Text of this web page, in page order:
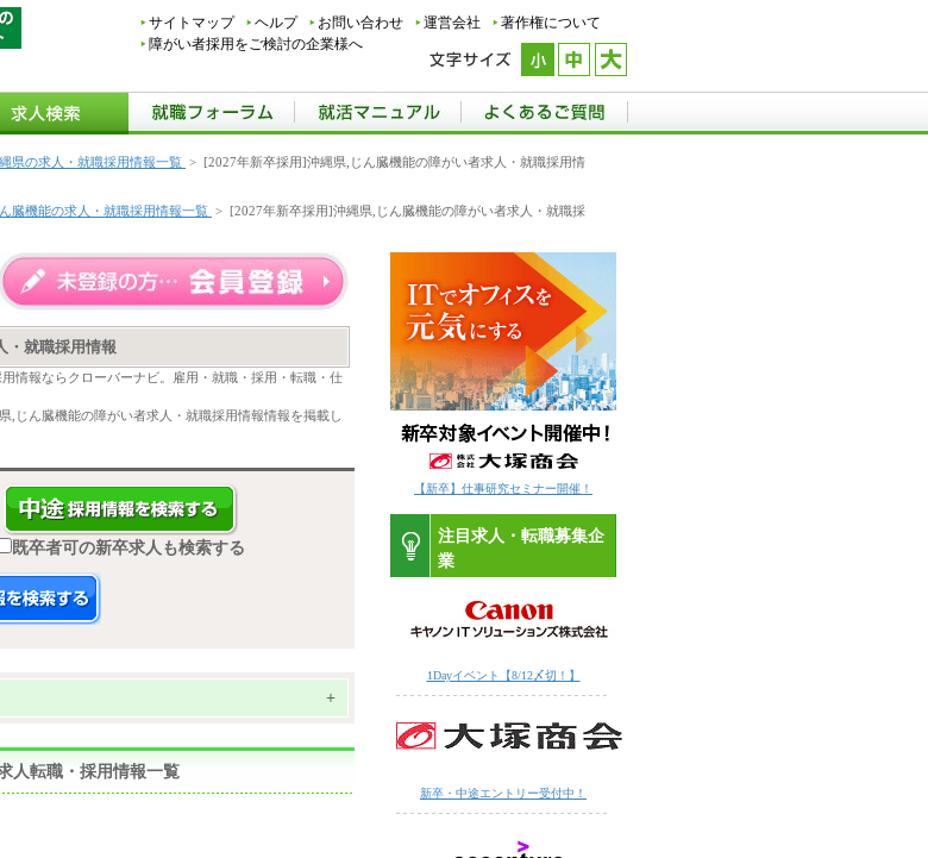
サイトマップ ヘルプ お問い合わせ 運営会社
著作権について
障がい者採用をご検討の企業様へ
県の求人・就職採用情報一覧 > [2027年新卒採用]沖縄県,じん臓機能の障がい者求人・就職採用情
臓機能の求人・就職採用情報一覧 > [2027年新卒採用]沖縄県,じん臓機能の障がい者求人・就職採
・就職採用情報
情報ならクローバーナビ。雇用・就職・採用・転職・仕
,じん臓機能の障がい者求人・就職採用情報情報を掲載し
既卒者可の新卒求人も検索する
+
人転職・採用情報一覧
【新卒】仕事研究セミナー開催！
注目求人・転職募集企
業
1Dayイベント【8/12〆切！】
新卒・中途エントリー受付中！